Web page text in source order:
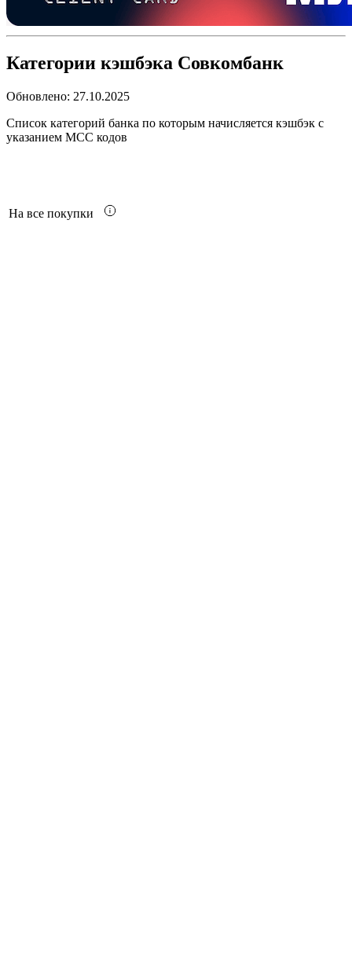
Категории кэшбэка Совкомбанк
Обновлено: 27.10.2025
Список категорий банка по которым начисляется кэшбэк с
указанием MCC кодов
На все покупки